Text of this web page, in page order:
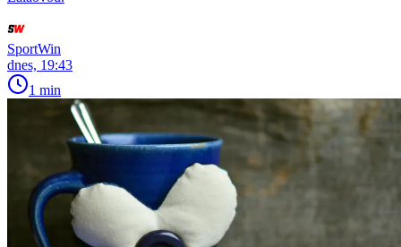
SportWin
dnes, 19:43
1 min